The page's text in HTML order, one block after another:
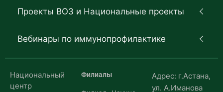
Проекты ВОЗ и Национальные проекты
Вебинары по иммунопрофилактике
Национальный
центр
Филиалы
Адрес: г.Астана,
ул. А.Иманова